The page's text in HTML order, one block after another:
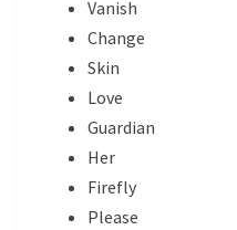
Vanish
Change
Skin
Love
Guardian
Her
Firefly
Please